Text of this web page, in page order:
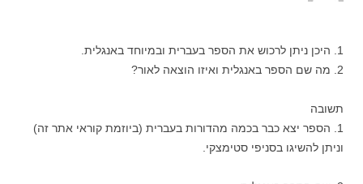
1. היכן ניתן לרכוש את הספר בעברית ובמיוחד באנגלית.
2. מה שם הספר באנגלית ואיזו הוצאה לאור?
תשובה
1. הספר יצא כבר בכמה מהדורות בעברית (ביוזמת קוראי אתר זה)
וניתן להשיגו בסניפי סטימצקי.